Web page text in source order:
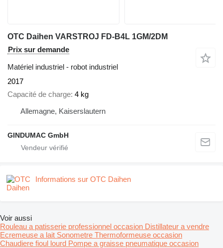
OTC Daihen VARSTROJ FD-B4L 1GM/2DM
Prix sur demande
Matériel industriel - robot industriel
2017
Capacité de charge 4 kg
Allemagne, Kaiserslautern
GINDUMAC GmbH
Informations sur OTC Daihen
Voir aussi
Rouleau a patisserie professionnel occasion Distillateur a vendre
Ecremeuse a lait Sonometre Thermoformeuse occasion
Chaudiere fioul lourd Pompe a graisse pneumatique occasion